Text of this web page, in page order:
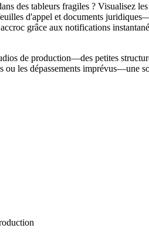
des tableurs fragiles ? Visualisez
d'appel et documents
grâce aux notifications
de production—des petites
ou les dépassements imprévus—une